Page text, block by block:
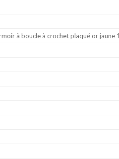
à boucle à crochet plaqué or jaune